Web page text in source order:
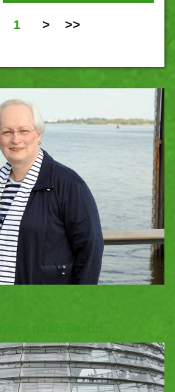
1 > >>